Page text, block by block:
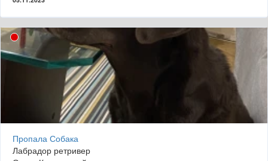
Пропала Собака
Лабрадор ретривер